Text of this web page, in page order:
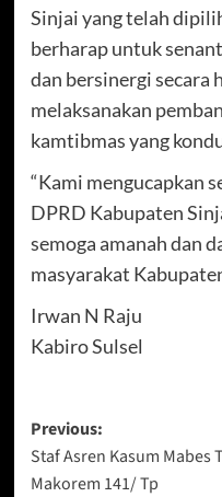
Sinjai yang telah
berharap untuk
dan bersinergi secara
melaksanakan
kamtibmas yang
“Kami mengucapkan
DPRD Kabupaten
semoga amanah dan
masyarakat
Irwan N Raju
Kabiro Sulsel
Post
navigation
Previous:
Staf Asren Kasum Mabes
Makorem 141/ Tp